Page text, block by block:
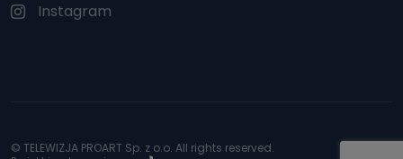
Instagram
© TELEWIZJA PROART Sp. z o.o. All rights reserved.